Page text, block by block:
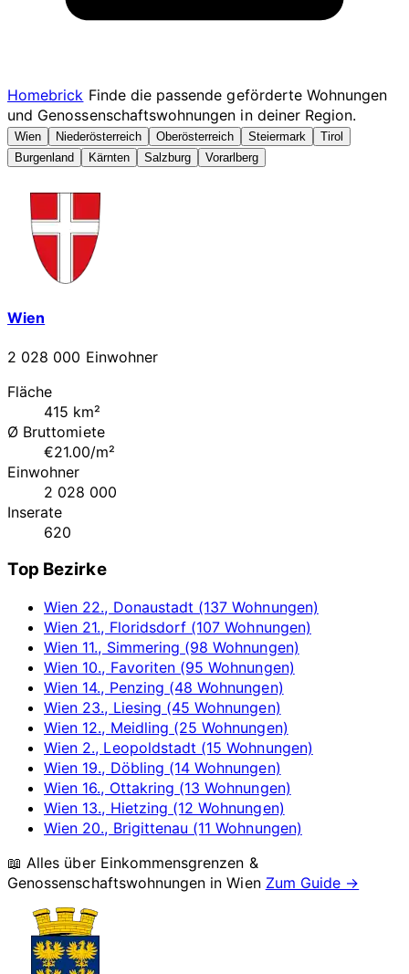
Homebrick Finde die passende geförderte Wohnungen
und Genossenschaftswohnungen in deiner Region.
Wien Niederösterreich Oberösterreich Steiermark
Tirol
Burgenland
Kärnten Salzburg Vorarlberg
Wien
2 028 000 Einwohner
Fläche
415 km²
Ø Bruttomiete
€21.00/m²
Einwohner
2 028 000
Inserate
620
Top Bezirke
Wien 22., Donaustadt (137 Wohnungen)
Wien 21., Floridsdorf (107 Wohnungen)
Wien 11., Simmering (98 Wohnungen)
Wien 10., Favoriten (95 Wohnungen)
Wien 14., Penzing (48 Wohnungen)
Wien 23., Liesing (45 Wohnungen)
Wien 12., Meidling (25 Wohnungen)
Wien 2., Leopoldstadt (15 Wohnungen)
Wien 19., Döbling (14 Wohnungen)
Wien 16., Ottakring (13 Wohnungen)
Wien 13., Hietzing (12 Wohnungen)
Wien 20., Brigittenau (11 Wohnungen)
📖 Alles über Einkommensgrenzen &
Genossenschaftswohnungen inWien Zum Guide →